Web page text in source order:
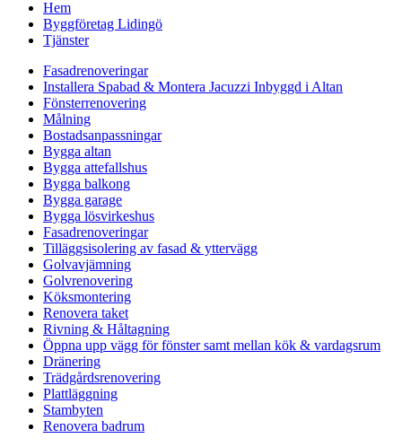
Hem
Byggföretag Lidingö
Tjänster
Fasadrenoveringar
Installera Spabad & Montera Jacuzzi Inbyggd i Altan
Fönsterrenovering
Målning
Bostadsanpassningar
Bygga altan
Bygga attefallshus
Bygga balkong
Bygga garage
Bygga lösvirkeshus
Fasadrenoveringar
Tilläggsisolering av fasad & yttervägg
Golvavjämning
Golvrenovering
Köksmontering
Renovera taket
Rivning & Håltagning
Öppna upp vägg för fönster samt mellan kök & vardagsrum
Dränering
Trädgårdsrenovering
Plattläggning
Stambyten
Renovera badrum